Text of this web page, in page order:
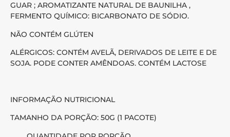
GUAR ; AROMATIZANTE NATURAL DE BAUNILHA ,
FERMENTO QUÍMICO: BICARBONATO DE SÓDIO.
NÃO CONTÉM GLÚTEN
ALÉRGICOS: CONTÉM AVELÃ, DERIVADOS DE LEITE E DE
SOJA. PODE CONTER AMÊNDOAS. CONTÉM LACTOSE
INFORMAÇÃO NUTRICIONAL
TAMANHO DA PORÇÃO: 50G (1 PACOTE)